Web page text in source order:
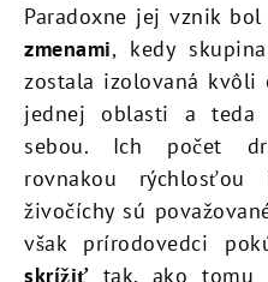
Paradoxne jej vznik bol
zmenami, kedy
zostala izolovaná kvôli
jednej oblasti a
sebou. Ich počet
rovnakou
živočíchy sú
však prírodovedci
skrížiťtak, ako tomu